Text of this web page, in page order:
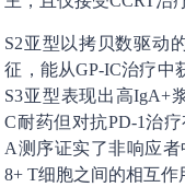
S2亚型以拷贝数驱动
征，能从GP-IC治疗中
S3亚型表现出高IgA+
C耐药但对抗PD-1治
A测序证实了非响应
8+ T细胞之间的相互作